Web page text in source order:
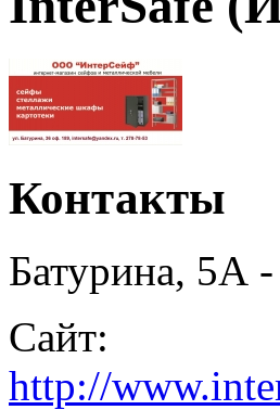
Контакты
Батурина, 5А
Сайт:
http://